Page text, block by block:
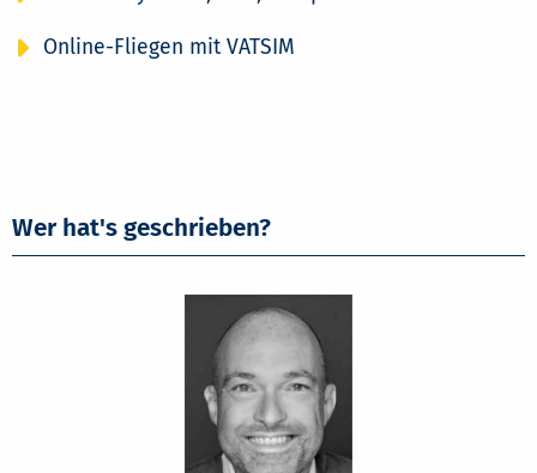
Online-Fliegen mit VATSIM
Wer hat's geschrieben?